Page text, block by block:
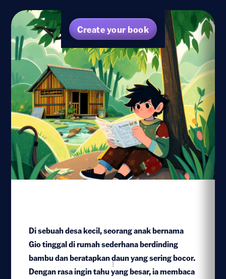
Create your book
Di sebuah desa kecil, seorang anak bernama
Gio tinggal di rumah sederhana berdinding
bambu dan beratapkan daun yang sering bocor.
Dengan rasa ingin tahu yang besar, ia membaca
1